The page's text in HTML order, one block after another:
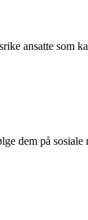
ansatte
dem på